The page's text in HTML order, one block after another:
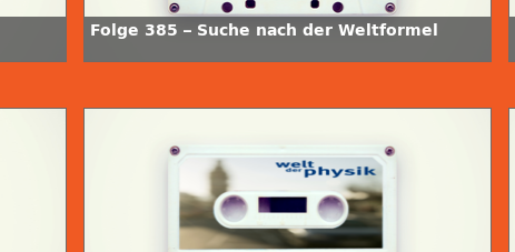
Folge 385 – Suche nach der Weltformel